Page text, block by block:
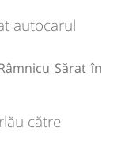
autocarul
Sărat în
către